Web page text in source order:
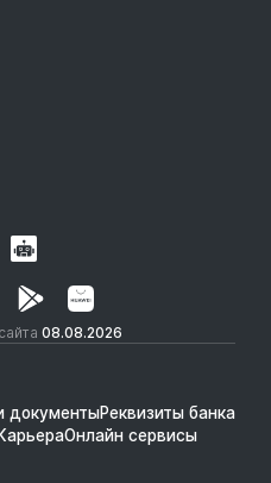
08.08.2026
документыРеквизиты банка
Онлайн сервисы